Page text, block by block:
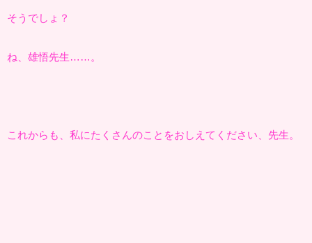
そうでしょ？
ね、雄悟先生……。
これからも、私にたくさんのことをおしえてください、先生。